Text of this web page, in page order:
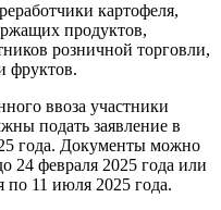
картофеля,
продуктов,
розничной торговли,
фруктов.
ввоза участники
подать заявление в
года. Документы можно
24 февраля 2025 года или
по 11 июля 2025 года.